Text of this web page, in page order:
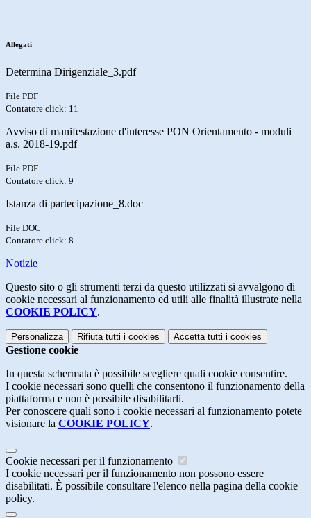
Allegati
Determina Dirigenziale_3.pdf
File PDF
Contatore click: 11
Avviso di manifestazione d'interesse PON Orientamento - moduli
a.s. 2018-19.pdf
File PDF
Contatore click: 9
Istanza di partecipazione_8.doc
File DOC
Contatore click: 8
Notizie
Questo sito o gli strumenti terzi da questo utilizzati si avvalgono di
cookie necessari al funzionamento ed utili alle finalità illustrate nella
COOKIE POLICY.
Personalizza Rifiuta tutti i cookies Accetta tutti i cookies
Gestione cookie
In questa schermata è possibile scegliere quali cookie consentire.
I cookie necessari sono quelli che consentono il funzionamento della
piattaforma e non è possibile disabilitarli.
Per conoscere quali sono i cookie necessari al funzionamento potete
visionare la COOKIE POLICY.
Cookie necessari per il funzionamento
I cookie necessari per il funzionamento non possono essere
disabilitati. È possibile consultare l'elenco nella pagina della cookie
policy.